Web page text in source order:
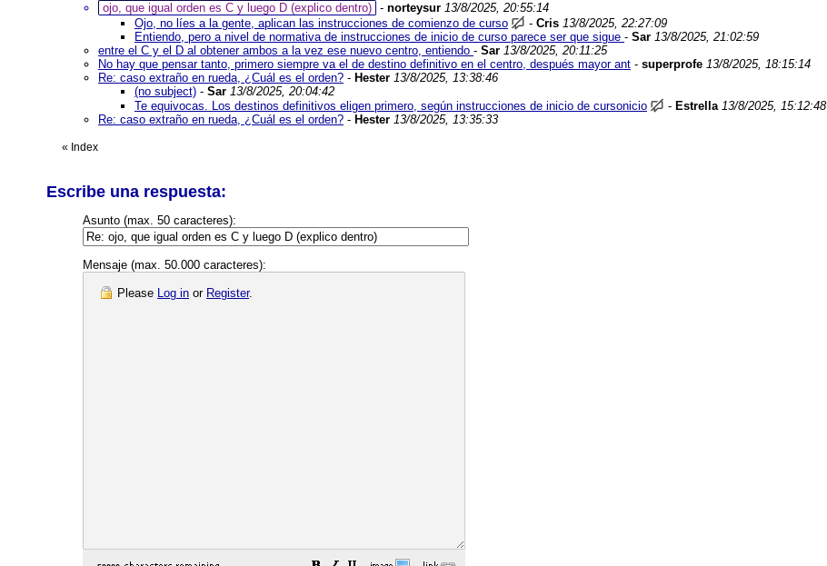
ojo, que igual orden es C y luego D (explico dentro) - norteysur 13/8/2025, 20:55:14
Ojo, no líes a la gente, aplican las instrucciones de comienzo de curso
- Cris 13/8/2025, 22:27:09
Entiendo, pero a nivel de normativa de instrucciones de inicio de curso parece ser que sigue - Sar 13/8/2025, 21:02:59
entre el C y el D al obtener ambos a la vez ese nuevo centro, entiendo - Sar 13/8/2025, 20:11:25
No hay que pensar tanto, primero siempre va el de destino definitivo en el centro, después mayor ant - superprofe 13/8/2025, 18:15:14
Re: caso extraño en rueda, ¿Cuál es el orden? - Hester 13/8/2025, 13:38:46
(no subject) - Sar 13/8/2025, 20:04:42
Te equivocas. Los destinos definitivos eligen primero, según instrucciones de inicio de cursonicio
- Estrella 13/8/2025, 15:12:48
Re: caso extraño en rueda, ¿Cuál es el orden? - Hester 13/8/2025, 13:35:33
« Index
Escribe una respuesta:
Asunto (max. 50 caracteres):
Mensaje (max. 50.000 caracteres):
Please Log in or Register.